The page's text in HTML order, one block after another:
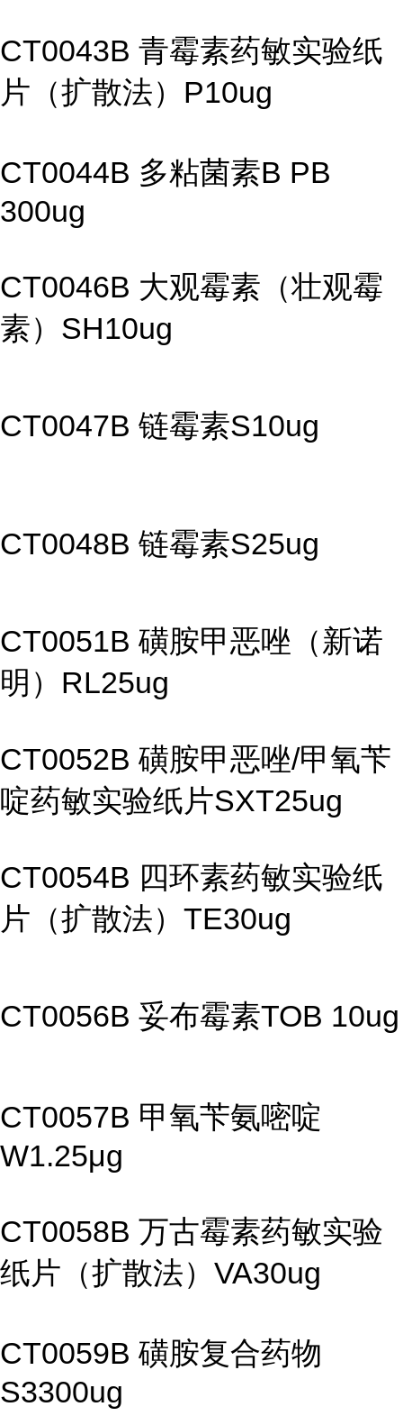
CT0043B 青霉素药敏实验纸
片（扩散法）P10ug
CT0044B 多粘菌素B PB
300ug
CT0046B 大观霉素（壮观霉
素）SH10ug
CT0047B 链霉素S10ug
CT0048B 链霉素S25ug
CT0051B 磺胺甲恶唑（新诺
明）RL25ug
CT0052B 磺胺甲恶唑/甲氧苄
啶药敏实验纸片SXT25ug
CT0054B 四环素药敏实验纸
片（扩散法）TE30ug
CT0056B 妥布霉素TOB 10ug
CT0057B 甲氧苄氨嘧啶
W1.25μg
CT0058B 万古霉素药敏实验
纸片（扩散法）VA30ug
CT0059B 磺胺复合药物
S3300ug